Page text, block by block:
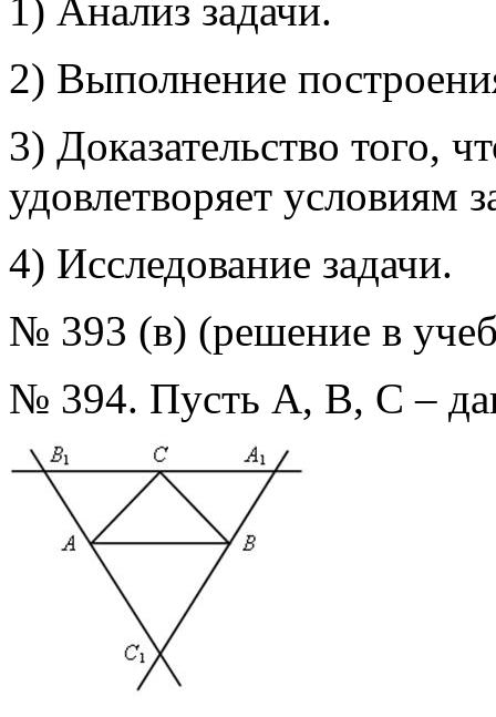
1) Анализ задачи.
2) Выполнение
3) Доказательство того,
удовлетворяет условиям
4) Исследование задачи.
№ 393 (в) (решение в
№ 394. Пусть А, В, С –